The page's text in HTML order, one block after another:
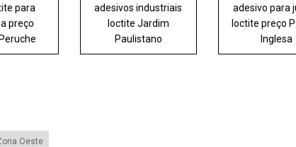
para
preço
adesivos industriais
loctite Jardim
Paulistano
adesivo para
loctite preço
Inglesa
Oeste